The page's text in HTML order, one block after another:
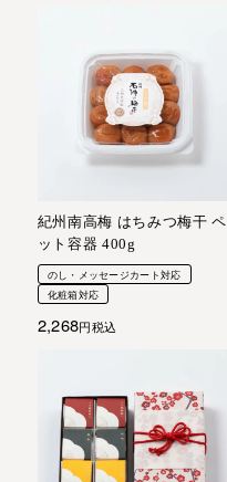
紀州南高梅 はちみつ梅干 ペ
ット容器 400g
のし・メッセージカート対応
化粧箱対応
2,268 税込